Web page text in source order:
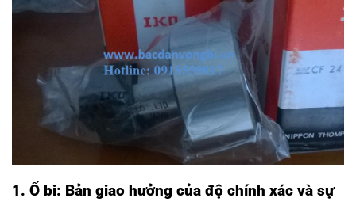
1. Ổ bi: Bản giao hưởng của độ chính xác và sự